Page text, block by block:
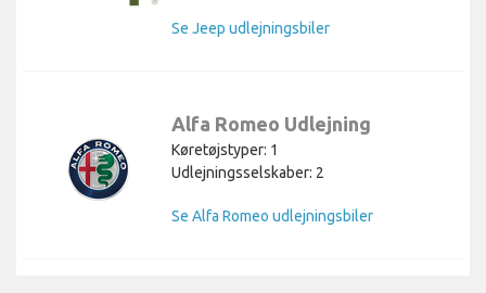
Se Jeep udlejningsbiler
Alfa Romeo Udlejning
Køretøjstyper: 1
Udlejningsselskaber: 2
Se Alfa Romeo udlejningsbiler